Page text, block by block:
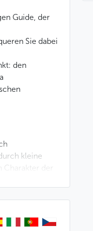
Guide, der
Sie dabei
den
kleine
der
Die
Neugier an.